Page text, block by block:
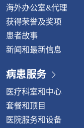
间盘切除术的优势 预
性病变无法完全避免
缓症状出现： 不要忽
痛或四肢麻木的困扰
脊柱专科医生，以获
(+66)2-734-0000 转
海外办公室&代理
获得荣誉及奖项
患者故事
新闻和最新信息
病患服务
医疗科室和中心
套餐和顶目
医院服务和设备